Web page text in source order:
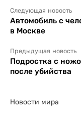
Следующая новость
Автомобиль с
в Москве
Предыдущая новость
Подростка с
после убийства
Новости мира